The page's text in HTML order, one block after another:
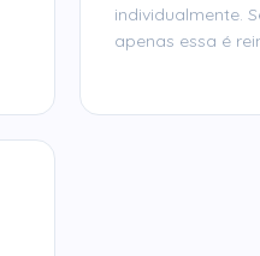
individualmente.
apenas essa é